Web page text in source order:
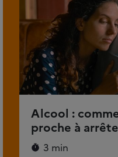
Alcool :
proche à
3 min